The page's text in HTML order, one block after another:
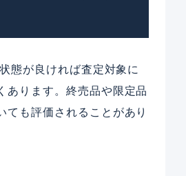
態が良ければ査定対象に
あります。終売品や限定品
ても評価されることがあり